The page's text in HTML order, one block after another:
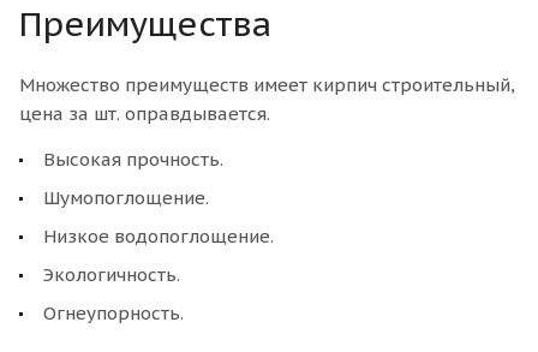
Преимущества
Множество преимуществ имеет кирпич строительный,
цена за шт. оправдывается.
Высокая прочность.
Шумопоглощение.
Низкое водопоглощение.
Экологичность.
Огнеупорность.